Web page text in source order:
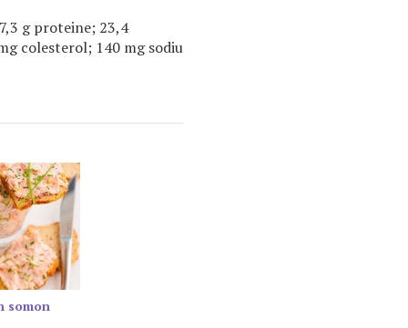
g proteine; 23,4
colesterol; 140 mg sodiu
somon